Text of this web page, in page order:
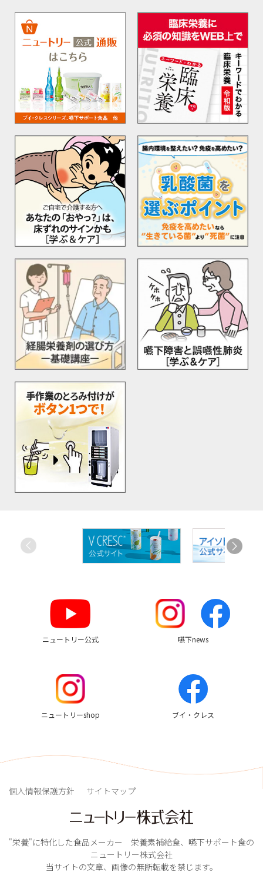
ニュートリー公式 嚥下news
ニュートリーshop ブイ・クレス
"栄養"に特化した食品メーカー 栄養素補給食、嚥下サポート食の
ニュートリー株式会社
当サイトの文章、画像の無断転載を禁じます。
個人情報保護方針 サイトマップ